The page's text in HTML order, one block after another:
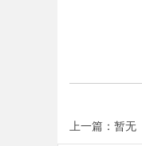
上一篇：暂无